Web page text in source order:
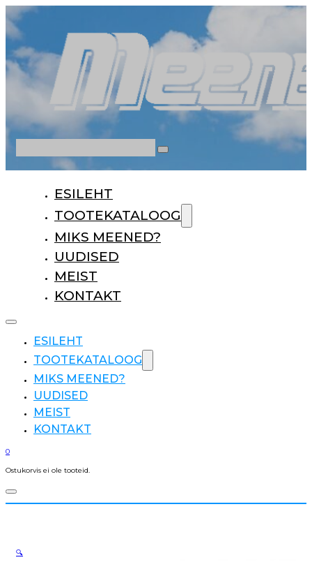
ESILEHT
TOOTEKATALOOG
MIKS MEENED?
UUDISED
MEIST
KONTAKT
ESILEHT
TOOTEKATALOOG
MIKS MEENED?
UUDISED
MEIST
KONTAKT
0
Ostukorvis ei ole tooteid.
🔍